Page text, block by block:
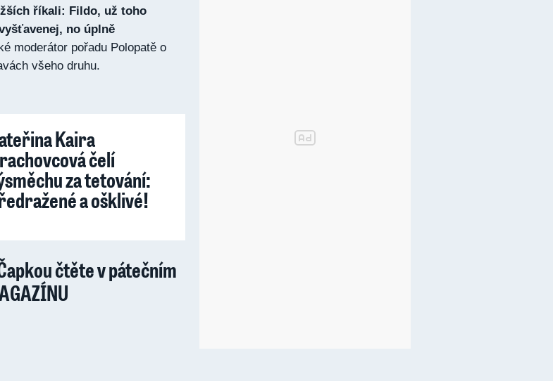
říkali: Fildo, už toho
no úplně
moderátor pořadu Polopatě o
všeho druhu.
Kaira
čelí
za tetování:
a ošklivé!
čtěte v pátečním